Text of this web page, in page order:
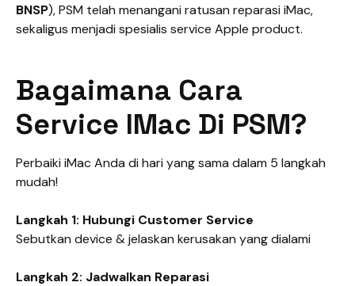
BNSP), PSM telah menangani ratusan reparasi iMac,
sekaligus menjadi spesialis service Apple product.
Bagaimana Cara
Service IMac Di PSM?
Perbaiki iMac Anda di hari yang sama dalam 5 langkah
mudah!
Langkah 1: Hubungi Customer Service
Sebutkan device & jelaskan kerusakan yang dialami
Langkah 2: Jadwalkan Reparasi